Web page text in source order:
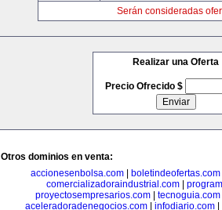
Serán consideradas
Realizar una Oferta
Precio Ofrecido $
Otros dominios en venta:
accionesenbolsa.com
boletindeofertas.com
comercializadoraindustrial.com
proyectosempresarios.com
tecnoguia.com
aceleradoradenegocios.com| infodiario.com|